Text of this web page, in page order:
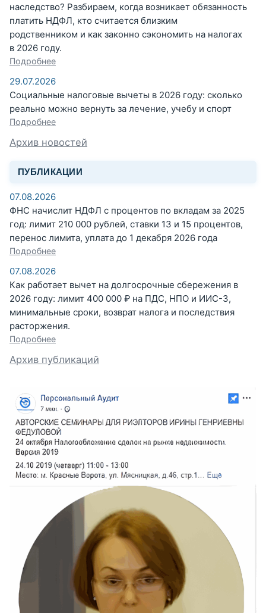
наследство? Разбираем, когда возникает обязанность
платить НДФЛ, кто считается близким
родственником и как законно сэкономить на налогах
в 2026 году.
Подробнее
29.07.2026
Социальные налоговые вычеты в 2026 году: сколько
реально можно вернуть за лечение, учебу и спорт
Подробнее
Архив новостей
ПУБЛИКАЦИИ
07.08.2026
ФНС начислит НДФЛ с процентов по вкладам за 2025
год: лимит 210 000 рублей, ставки 13 и 15 процентов,
перенос лимита, уплата до 1 декабря 2026 года
Подробнее
07.08.2026
Как работает вычет на долгосрочные сбережения в
2026 году: лимит 400 000 ₽ на ПДС, НПО и ИИС-3,
минимальные сроки, возврат налога и последствия
расторжения.
Подробнее
Архив публикаций